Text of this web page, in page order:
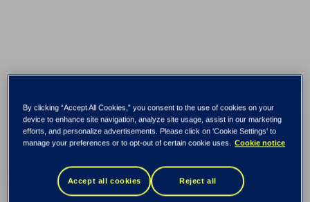
Utfordrer IT-
By clicking “Accept All Cookies,” you consent to the use of cookies on your
device to enhance site navigation, analyze site usage, assist in our marketing
efforts, and personalize advertisements. Please click on 'Cookie Settings' to
manage your preferences or to opt-out of certain cookie uses. Cookie notice
Accept all cookies Reject all